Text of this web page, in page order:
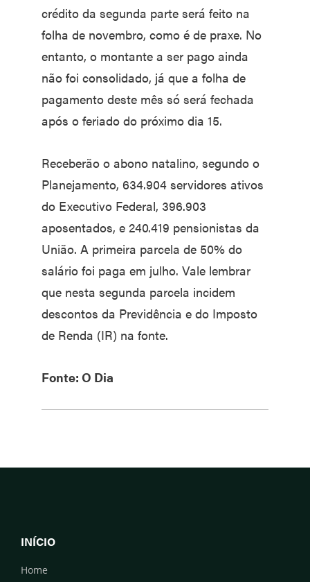
crédito da segunda parte será feito na
folha de novembro, como é de praxe. No
entanto, o montante a ser pago ainda
não foi consolidado, já que a folha de
pagamento deste mês só será fechada
após o feriado do próximo dia 15.
Receberão o abono natalino, segundo o
Planejamento, 634.904 servidores ativos
do Executivo Federal, 396.903
aposentados, e 240.419 pensionistas da
União. A primeira parcela de 50% do
salário foi paga em julho. Vale lembrar
que nesta segunda parcela incidem
descontos da Previdência e do Imposto
de Renda (IR) na fonte.
Fonte: O Dia
INÍCIO
Home